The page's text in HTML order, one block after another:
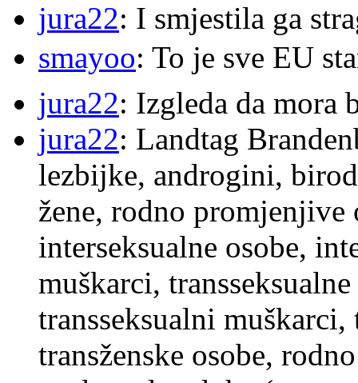
jura22: I smjestila ga
smayoo: To je sve EU
jura22: Izgleda da mora
jura22: Landtag
lezbijke, androgini,
žene, rodno
interseksualne osobe,
muškarci,
transseksualni muškarci,
transženske osobe,